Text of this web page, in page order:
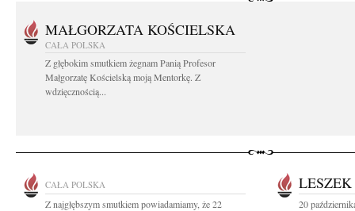
MAŁGORZATA KOŚCIELSKA
CAŁA POLSKA
Z głębokim smutkiem żegnam Panią Profesor
Małgorzatę Kościelską moją Mentorkę. Z
wdzięcznością...
CAŁA POLSKA
Z najgłębszym smutkiem powiadamiamy, że 22
20